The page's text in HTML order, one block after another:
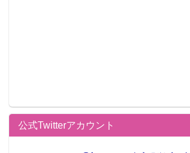
公式Twitterアカウント